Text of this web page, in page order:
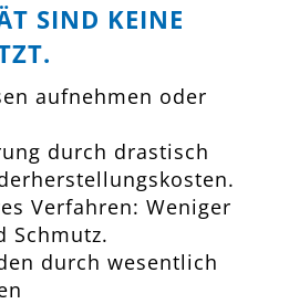
SIND KEINE
aufnehmen oder
durch drastisch
Verfahren: Weniger
Schmutz.
durch wesentlich